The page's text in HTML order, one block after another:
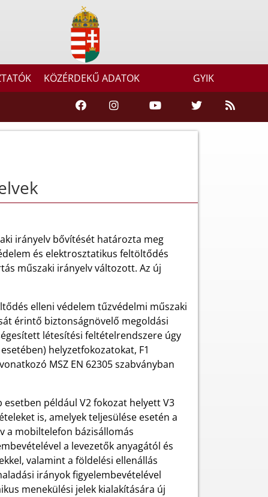
KÖZÉRDEKŰ ADATOK GYIK
irányelv bővítését határozta meg
és elektrosztatikus feltöltődés
műszaki irányelv változott. Az új
elleni védelem tűzvédelmi műszaki
érintő biztonságnövelő megoldási
létesítési feltételrendszere úgy
helyzetfokozatokat, F1
MSZ EN 62305 szabványban
például V2 fokozat helyett V3
is, amelyek teljesülése esetén a
a mobiltelefon bázisállomás
a levezetők anyagától és
valamint a földelési ellenállás
irányok figyelembevételével
menekülési jelek kialakítására új